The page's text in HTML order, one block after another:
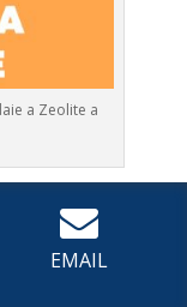
a Zeolite a
D’oro
EMAIL